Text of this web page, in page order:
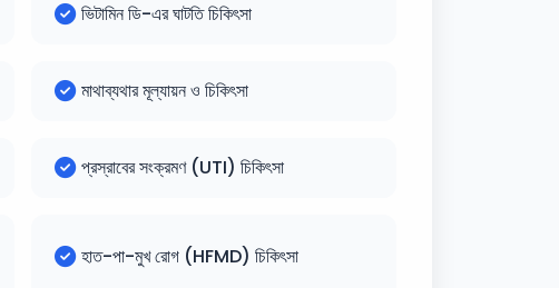
ভিটামিন ডি-এর ঘাটতি চিকিৎসা
মাথাব্যথার মূল্যায়ন ও চিকিৎসা
প্রস্রাবের সংক্রমণ (UTI) চিকিৎসা
হাত-পা-মুখ রোগ (HFMD) চিকিৎসা